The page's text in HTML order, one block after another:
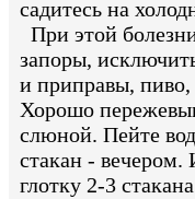
садитесь на
При этой
запоры,
и приправы,
Хорошо
слюной. Пейте
стакан - вечером.
глотку 2-3